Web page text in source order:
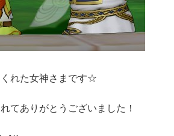
れた女神さまです☆
てありがとうございました！